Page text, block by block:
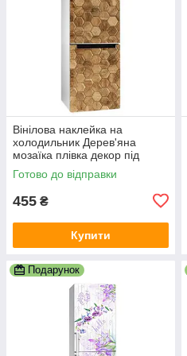
Вінілова наклейка на
холодильник Дерев'яна
мозаїка плівка декор під
дерево глянцева стільники
600х1800 мм
Готово до відправки
455 ₴
Купити
Подарунок